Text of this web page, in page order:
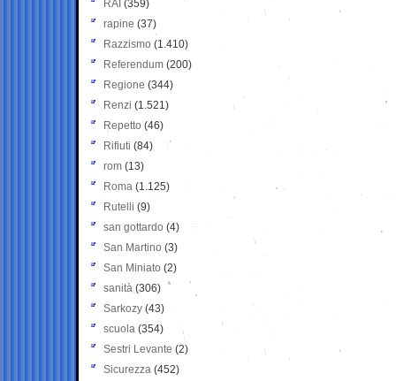
RAI (359)
rapine (37)
Razzismo (1.410)
Referendum (200)
Regione (344)
Renzi (1.521)
Repetto (46)
Rifiuti (84)
rom (13)
Roma (1.125)
Rutelli (9)
san gottardo (4)
San Martino (3)
San Miniato (2)
sanità (306)
Sarkozy (43)
scuola (354)
Sestri Levante (2)
Sicurezza (452)